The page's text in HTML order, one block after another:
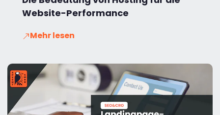
Website-Performance
Mehr lesen